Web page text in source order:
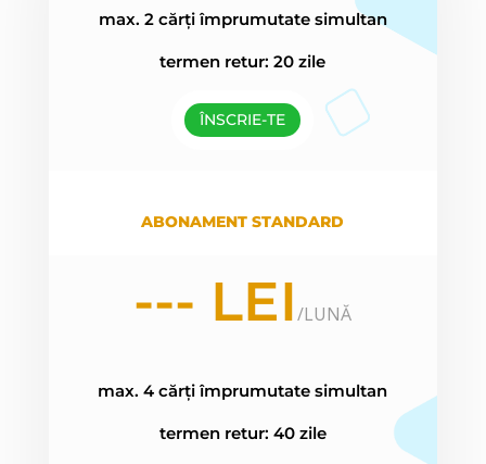
max. 2 cărți împrumutate simultan
termen retur: 20 zile
ÎNSCRIE-TE
ABONAMENT STANDARD
--- LEI/LUNĂ
max. 4 cărți împrumutate simultan
termen retur: 40 zile